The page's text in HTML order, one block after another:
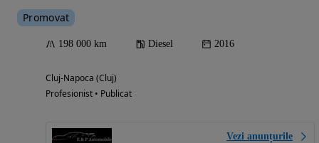
Promovat
198 000 km Diesel 2016
Cluj-Napoca (Cluj)
Profesionist • Publicat
Vezi anunțurile